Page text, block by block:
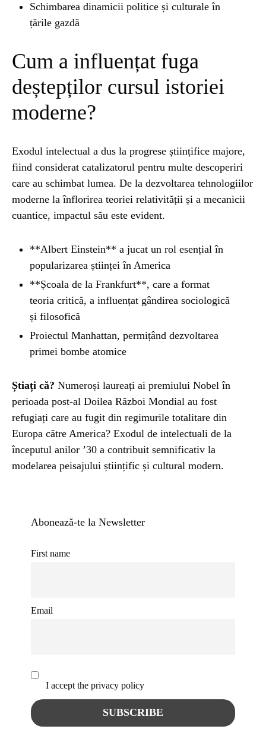
Schimbarea dinamicii politice și culturale în
țările gazdă
Cum a influențat fuga
deștepților cursul istoriei
moderne?
Exodul intelectual a dus la progrese științifice majore,
fiind considerat catalizatorul pentru multe descoperiri
care au schimbat lumea. De la dezvoltarea tehnologiilor
moderne la înflorirea teoriei relativității și a mecanicii
cuantice, impactul său este evident.
**Albert Einstein** a jucat un rol esențial în
popularizarea științei în America
**Școala de la Frankfurt**, care a format
teoria critică, a influențat gândirea sociologică
și filosofică
Proiectul Manhattan, permițând dezvoltarea
primei bombe atomice
Știați că? Numeroși laureați ai premiului Nobel în
perioada post-al Doilea Război Mondial au fost
refugiați care au fugit din regimurile totalitare din
Europa către America? Exodul de intelectuali de la
începutul anilor ’30 a contribuit semnificativ la
modelarea peisajului științific și cultural modern.
Abonează-te la Newsletter
First name
Email
I accept the privacy policy